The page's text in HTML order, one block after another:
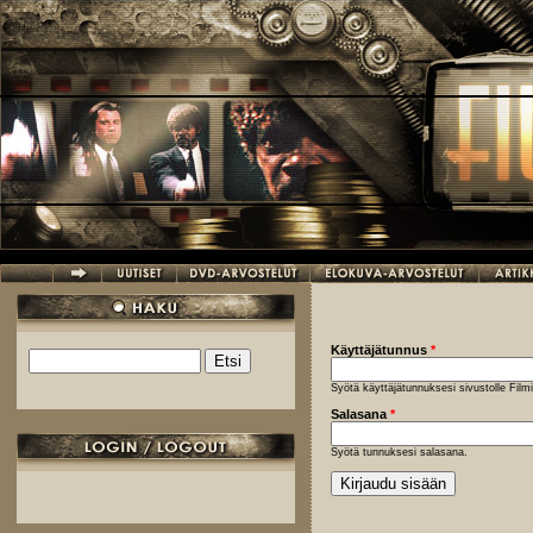
Hyppää pääsisältöön
Hakulomake
Käyttäjätunnus *
Syötä käyttäjätunnuksesi sivustolle
Salasana *
Syötä tunnuksesi salasana.